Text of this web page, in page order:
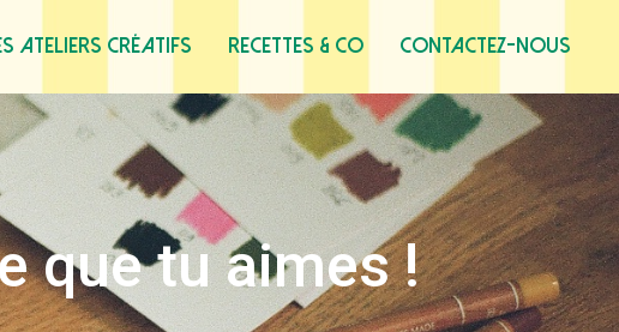
ateliers créatifs Recettes & co Contactez-nous
que tu aimes !